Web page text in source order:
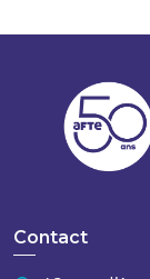
Contact